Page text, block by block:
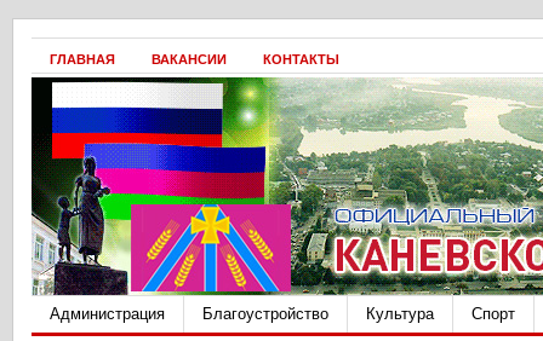
ГЛАВНАЯ ВАКАНСИИ КОНТАКТЫ
Администрация Благоустройство Культура Спорт